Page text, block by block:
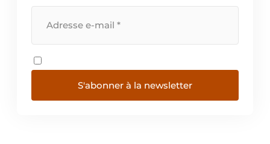
S'abonner à la newsletter